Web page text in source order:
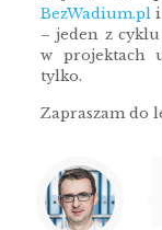
BezWadium.pl
– jeden z
w projektach
tylko.
Zapraszam do